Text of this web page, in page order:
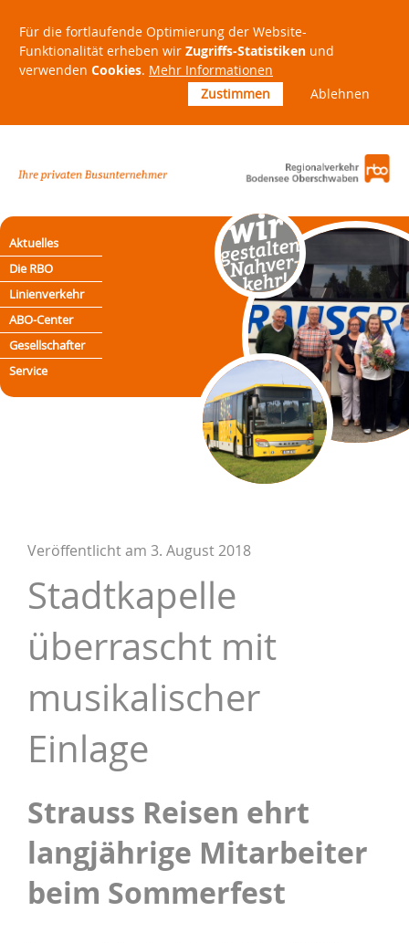
Für die fortlaufende Optimierung der Website-
Funktionalität erheben wir Zugriffs-Statistiken und
verwenden Cookies. Mehr Informationen
Zustimmen
Ablehnen
Aktuelles
Die RBO
Linienverkehr
ABO-Center
Gesellschafter
Service
Veröffentlicht am 3. August 2018
Stadtkapelle
überrascht mit
musikalischer
Einlage
Strauss Reisen ehrt
langjährige Mitarbeiter
beim Sommerfest